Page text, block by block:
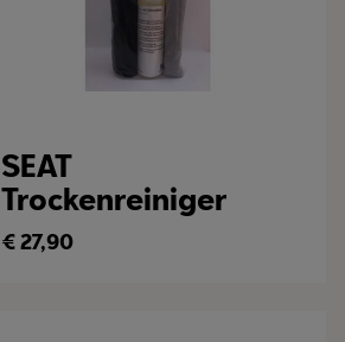
SEAT
Trockenreiniger
€27,90